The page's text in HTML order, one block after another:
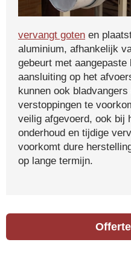
vervangt goten en
aluminium, afhankelijk
gebeurt met
aansluiting op het
kunnen ook
verstoppingen te
veilig afgevoerd, ook bij
onderhoud en tijdige
voorkomt dure
op lange termijn.